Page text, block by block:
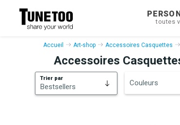
toutes
Accueil Art-shop Accessoires Casquettes
Accessoires
Trier par
Bestsellers Couleurs